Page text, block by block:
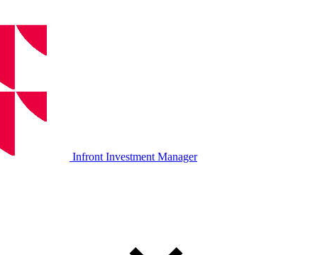
Infront Investment Manager